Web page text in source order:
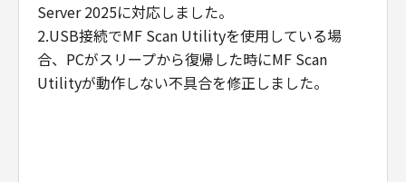
Server 2025に対応しました。
2.USB接続でMF Scan Utilityを使用している場
合、PCがスリープから復帰した時にMF Scan
Utilityが動作しない不具合を修正しました。